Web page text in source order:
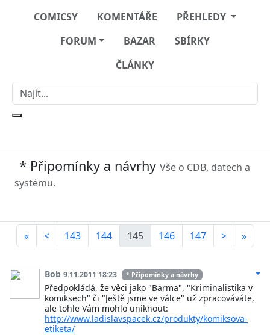
COMICSY KOMENTÁŘE
PŘEHLEDY
FORUM
BAZAR
SBÍRKY
ČLÁNKY
* Připomínky a návrhy Vše o CDB, datech a
systému.
« < 143 144 145 146 147 > »
Bob 9.11.2011 18:23 * Připomínky a návrhy
Předpokládá, že věci jako "Barma", "Kriminalistika v
komiksech" či "Ještě jsme ve válce" už zpracováváte,
ale tohle Vám mohlo uniknout:
http://www.ladislavspacek.cz/produkty/komiksova-
etiketa/